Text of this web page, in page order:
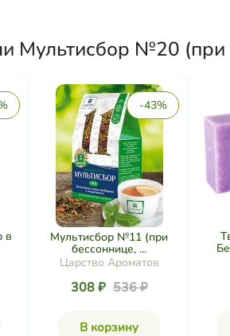
Мультисбор №20 (при
в
-43%
Мультисбор №11 (при
бессоннице, ...
Царство Ароматов
308 ₽ 536 ₽
В корзину